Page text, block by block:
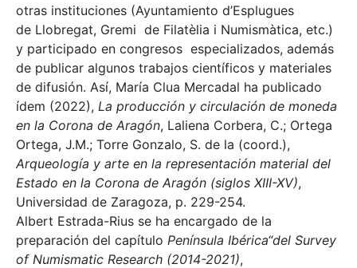
otras instituciones (Ayuntamiento d’Esplugues
de Llobregat, Gremi de Filatèlia i Numismàtica, etc.)
y participado en congresos especializados, además
de publicar algunos trabajos científicos y materiales
de difusión. Así, María Clua Mercadal ha publicado
ídem (2022), La producción y circulación de moneda
en la Corona de Aragón, Laliena Corbera, C.; Ortega
Ortega, J.M.; Torre Gonzalo, S. de la (coord.),
Arqueología y arte en la representación material del
Estado en la Corona de Aragón (siglos XIII-XV),
Universidad de Zaragoza, p. 229-254.
Albert Estrada-Rius se ha encargado de la
preparación del capítulo Península Ibérica“del Survey
of Numismatic Research (2014-2021),